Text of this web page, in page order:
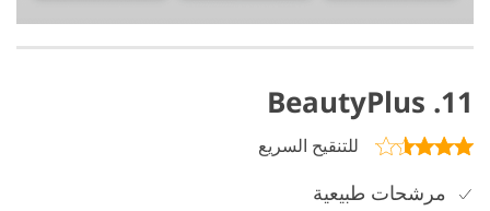
11. BeautyPlus
للتنقيح السريع
مرشحات طبيعية